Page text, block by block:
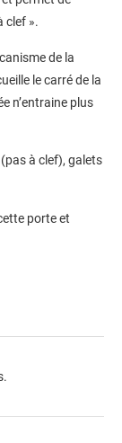
clef ».
de la
le carré de la
n’entraine plus
à clef), galets
porte et